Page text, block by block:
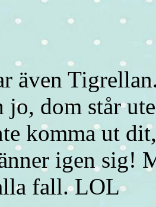
även
jo, dom står
komma ut
igen sig!
fall. LOL